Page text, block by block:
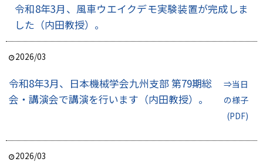
令和8年3月、風車ウエイクデモ実験装置が完成しま
した（内田教授）。
2026/03
令和8年3月、日本機械学会九州支部 第79期総
会・講演会で講演を行います（内田教授）。
⇒当日
の様子
(PDF)
2026/03